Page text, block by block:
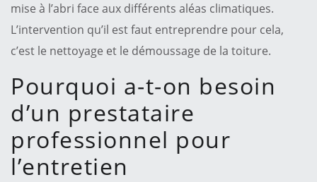
mise à l’abri face aux différents aléas climatiques.
L’intervention qu’il est faut entreprendre pour cela,
c’est le nettoyage et le démoussage de la toiture.
Pourquoi a-t-on besoin
d’un prestataire
professionnel pour
l’entretien